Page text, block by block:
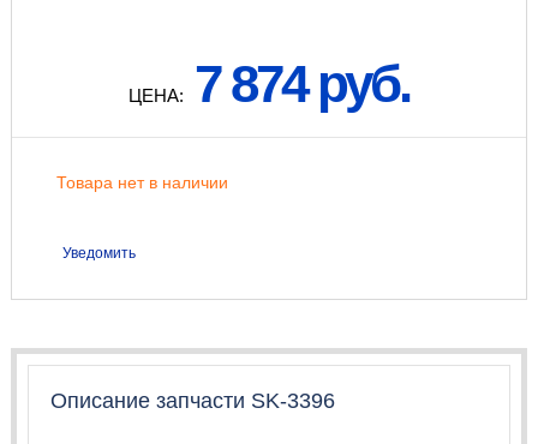
ЦЕНА: 7 874 руб.
Товара нет в наличии
Уведомить
Описание запчасти SK-3396